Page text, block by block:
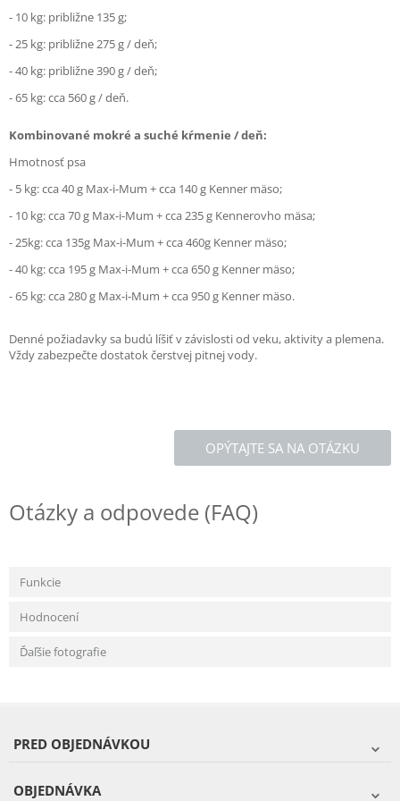
- 10 kg: približne 135 g;
- 25 kg: približne 275 g / deň;
- 40 kg: približne 390 g / deň;
- 65 kg: cca 560 g / deň.
Kombinované mokré a suché kŕmenie / deň:
Hmotnosť psa
- 5 kg: cca 40 g Max-i-Mum + cca 140 g Kenner mäso;
- 10 kg: cca 70 g Max-i-Mum + cca 235 g Kennerovho mäsa;
- 25kg: cca 135g Max-i-Mum + cca 460g Kenner mäso;
- 40 kg: cca 195 g Max-i-Mum + cca 650 g Kenner mäso;
- 65 kg: cca 280 g Max-i-Mum + cca 950 g Kenner mäso.
Denné požiadavky sa budú líšiť v závislosti od veku, aktivity a plemena.
Vždy zabezpečte dostatok čerstvej pitnej vody.
OPÝTAJTE SA NA OTÁZKU
Otázky a odpovede (FAQ)
Funkcie
Hodnocení
Ďaľšie fotografie
PRED OBJEDNÁVKOU
OBJEDNÁVKA